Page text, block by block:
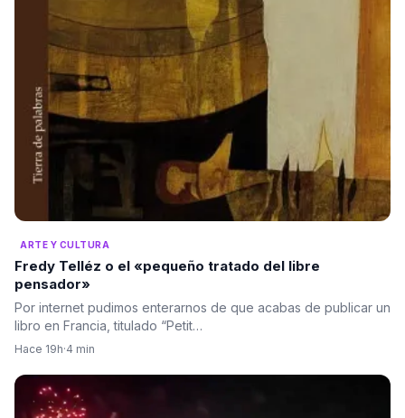
ARTE Y CULTURA
Fredy Telléz o el «pequeño tratado del libre
pensador»
Por internet pudimos enterarnos de que acabas de publicar un
libro en Francia, titulado “Petit…
Hace 19h·4 min